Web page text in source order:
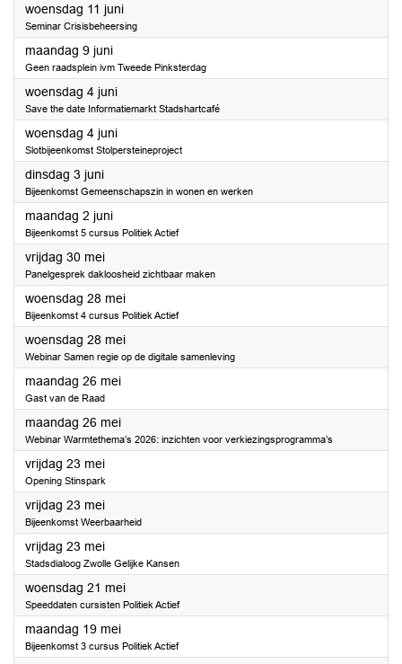
woensdag 11 juni2025
Seminar Crisisbeheersing
maandag 9 juni2025
Geen raadsplein ivm Tweede Pinksterdag
woensdag 4 juni2025
Save the date Informatiemarkt Stadshartcafé
woensdag 4 juni2025
Slotbijeenkomst Stolpersteineproject
dinsdag 3 juni2025
Bijeenkomst Gemeenschapszin in wonen en werken
maandag 2 juni2025
Bijeenkomst 5 cursus Politiek Actief
vrijdag 30 mei2025
Panelgesprek dakloosheid zichtbaar maken
woensdag 28 mei2025
Bijeenkomst 4 cursus Politiek Actief
woensdag 28 mei2025
Webinar Samen regie op de digitale samenleving
maandag 26 mei2025
Gast van de Raad
maandag 26 mei2025
Webinar Warmtethema’s 2026: inzichten voor verkiezingsprogramma’s
vrijdag 23 mei2025
Opening Stinspark
vrijdag 23 mei2025
Bijeenkomst Weerbaarheid
vrijdag 23 mei2025
Stadsdialoog Zwolle Gelijke Kansen
woensdag 21 mei2025
Speeddaten cursisten Politiek Actief
maandag 19 mei2025
Bijeenkomst 3 cursus Politiek Actief